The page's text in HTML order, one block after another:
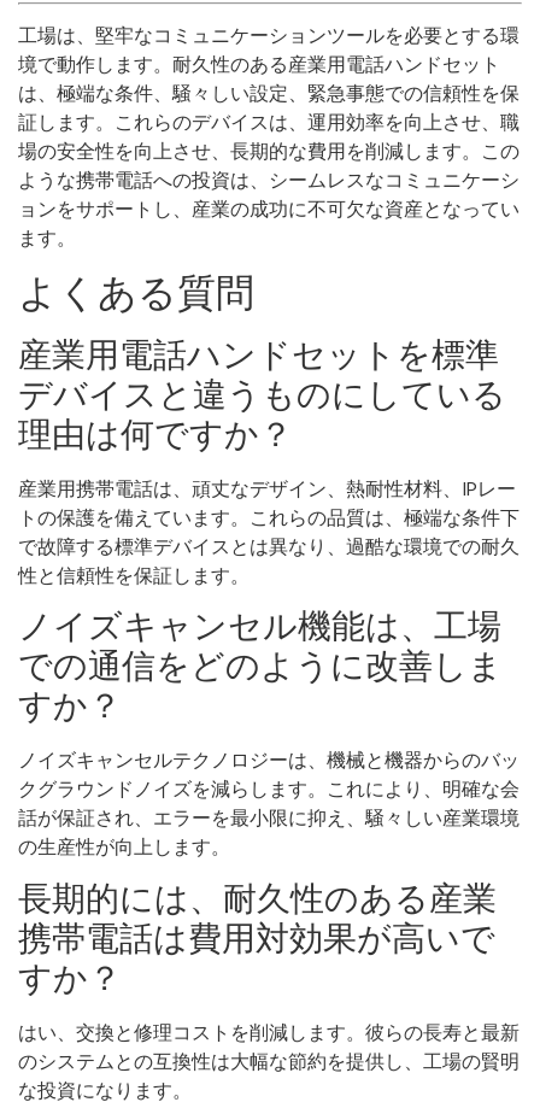
工場は、堅牢なコミュニケーションツールを必要とする環
境で動作します。耐久性のある産業用電話ハンドセット
は、極端な条件、騒々しい設定、緊急事態での信頼性を保
証します。これらのデバイスは、運用効率を向上させ、職
場の安全性を向上させ、長期的な費用を削減します。この
ような携帯電話への投資は、シームレスなコミュニケーシ
ョンをサポートし、産業の成功に不可欠な資産となってい
ます。
よくある質問
産業用電話ハンドセットを標準
デバイスと違うものにしている
理由は何ですか？
産業用携帯電話は、頑丈なデザイン、熱耐性材料、IPレー
トの保護を備えています。これらの品質は、極端な条件下
で故障する標準デバイスとは異なり、過酷な環境での耐久
性と信頼性を保証します。
ノイズキャンセル機能は、工場
での通信をどのように改善しま
すか？
ノイズキャンセルテクノロジーは、機械と機器からのバッ
クグラウンドノイズを減らします。これにより、明確な会
話が保証され、エラーを最小限に抑え、騒々しい産業環境
の生産性が向上します。
長期的には、耐久性のある産業
携帯電話は費用対効果が高いで
すか？
はい、交換と修理コストを削減します。彼らの長寿と最新
のシステムとの互換性は大幅な節約を提供し、工場の賢明
な投資になります。